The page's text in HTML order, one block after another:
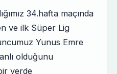
34.hafta maçında
ve ilk Süper Lig
Yunus Emre
olduğunu
yerde